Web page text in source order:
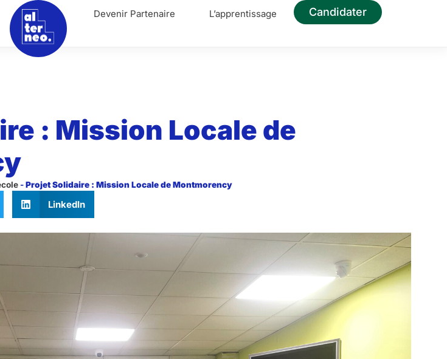
Devenir Partenaire L’apprentissage Candidater
: Mission Locale de
-Projet Solidaire : Mission Locale de Montmorency
LinkedIn